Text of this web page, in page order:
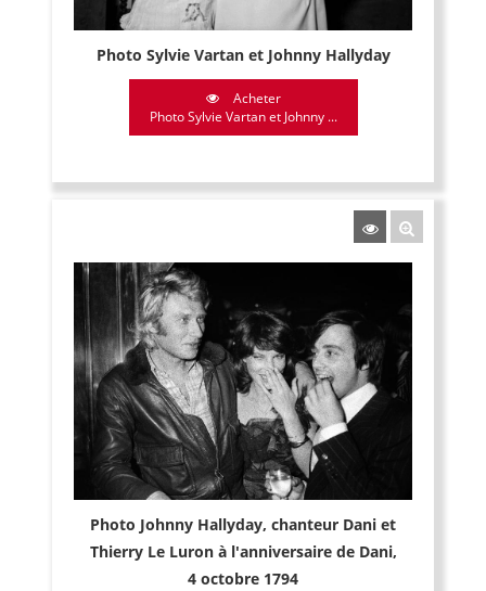
Photo Sylvie Vartan et Johnny Hallyday
Acheter
Photo Sylvie Vartan et Johnny ...
Photo Johnny Hallyday, chanteur Dani et
Thierry Le Luron à l'anniversaire de Dani,
4 octobre 1794